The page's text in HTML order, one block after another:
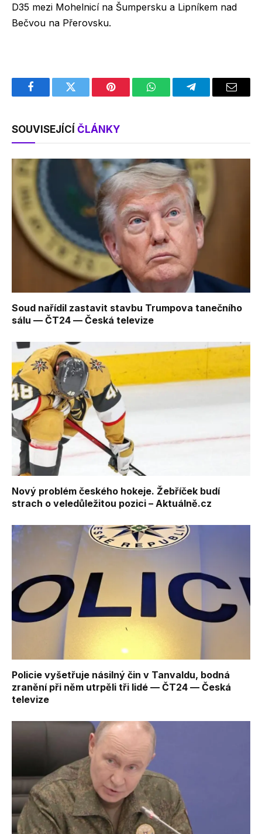
D35 mezi Mohelnicí na Šumpersku a Lipníkem nad
Bečvou na Přerovsku.
FacebookTwitter Pinterest WhatsAppTelegramEmail
SOUVISEJÍCÍ ČLÁNKY
Soud nařídil zastavit stavbu Trumpova tanečního
sálu — ČT24 — Česká televize
Nový problém českého hokeje. Žebříček budí
strach o veledůležitou pozici – Aktuálně.cz
Policie vyšetřuje násilný čin v Tanvaldu, bodná
zranění při něm utrpěli tři lidé — ČT24 — Česká
televize